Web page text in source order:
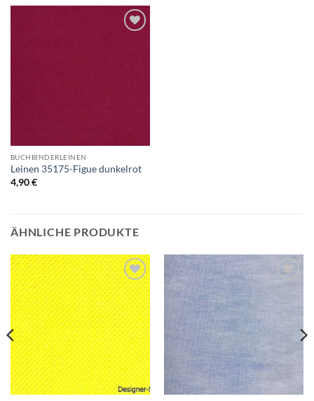
BUCHBINDERLEINEN
Leinen 35175-Figue dunkelrot
4,90€
ÄHNLICHE PRODUKTE
Auf die
Wunschliste
Auf die